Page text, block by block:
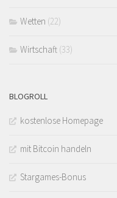
Wetten (22)
Wirtschaft (33)
BLOGROLL
kostenlose Homepage
mit Bitcoin handeln
Stargames-Bonus